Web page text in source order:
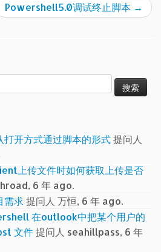
Powershell5.0调试终止脚本 →
打开方式通过脚本的形式提问人
上传文件时如何获取上传是否
6 年 ago.
需求提问人 万恒, 6 年 ago.
在outlook中把某个用户的
文件提问人 seahillpass, 6 年